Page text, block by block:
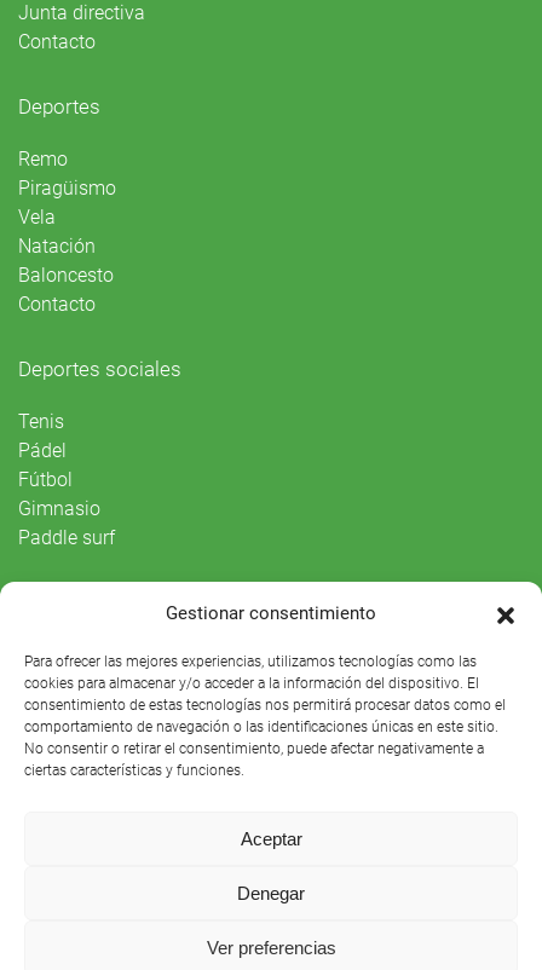
Gestionar consentimiento
Para ofrecer las mejores experiencias, utilizamos tecnologías como las
cookies para almacenar y/o acceder a la información del dispositivo. El
consentimiento de estas tecnologías nos permitirá procesar datos como el
comportamiento de navegación o las identificaciones únicas en este sitio.
No consentir o retirar el consentimiento, puede afectar negativamente a
ciertas características y funciones.
Aceptar
Denegar
Ver preferencias
Junta directiva
Contacto
Deportes
Remo
Piragüismo
Vela
Natación
Baloncesto
Contacto
Deportes sociales
Tenis
Pádel
Fútbol
Gimnasio
Paddle surf
Agenda
Club Náutico Sevilla © 2021 |Aviso legal